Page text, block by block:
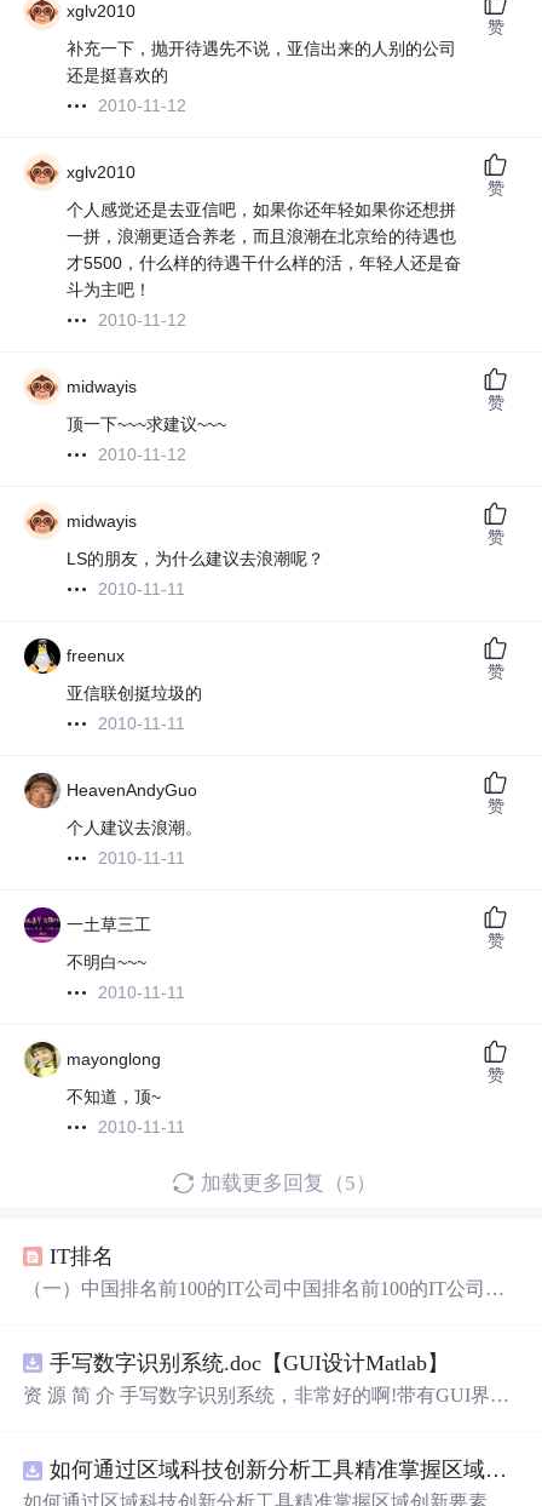
xglv2010
补充一下，抛开待遇先不说，亚信出来的人别的公司
还是挺喜欢的
2010-11-12
赞
xglv2010
个人感觉还是去亚信吧，如果你还年轻如果你还想拼
一拼，浪潮更适合养老，而且浪潮在北京给的待遇也
才5500，什么样的待遇干什么样的活，年轻人还是奋
斗为主吧！
2010-11-12
赞
midwayis
顶一下~~~求建议~~~
2010-11-12
赞
midwayis
LS的朋友，为什么建议去浪潮呢？
2010-11-11
赞
freenux
亚信联创挺垃圾的
2010-11-11
赞
HeavenAndyGuo
个人建议去浪潮。
2010-11-11
赞
一土草三工
不明白~~~
2010-11-11
赞
mayonglong
不知道，顶~
2010-11-11
赞
加载更多回复（5）
IT排名
（一）中国排名前100的IT公司中国排名前100的IT公司排
达康通讯有限公司 3867635 海尔集团公司 3336646 神州数
码(中国)有限公司 3118627 浙江浙大网新科技股份有限公
手写数字识别系统.doc【GUI设计Matlab】
资 源 简 介 手写数字识别系统，非常好的啊!带有GUI界
带有直观的图形用户界面（GUI），非常容易使用。你只
需要将手写数字输入系统，它将立即给出准确的识别结
如何通过区域科技创新分析工具精准掌握区域创新要素分布与产业链融合现状？.docx